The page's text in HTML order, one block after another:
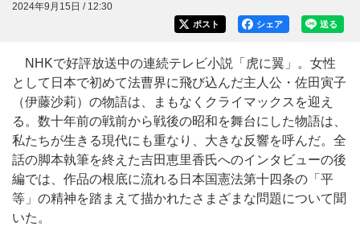
2024年9月15日 / 12:30
送る
シェア
ポスト
NHKで好評放送中の連続テレビ小説「虎に翼」。女性
として日本で初めて法曹界に飛び込んだ主人公・佐田寅子
（伊藤沙莉）の物語は、まもなくクライマックスを迎え
る。数十年前の戦前から戦後の昭和を舞台にした物語は、
私たちが生きる現代にも重なり、大きな反響を呼んだ。全
話の脚本執筆を終えた吉田恵里香氏へのインタビューの後
編では、作品の根底に流れる日本国憲法第十四条の「平
等」の精神を踏まえて描かれたさまざまな問題について聞
いた。